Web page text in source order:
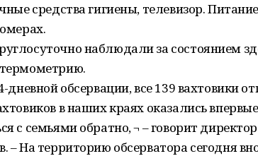
средства гигиены, телевизор.
наблюдали за состоянием
дневной обсервации, все 139 вахтовики
в наших краях оказались
с семьями обратно, ¬ – говорит
– На территорию обсерватора сегодня